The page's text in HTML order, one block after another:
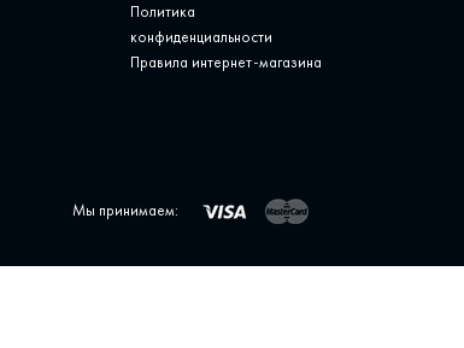
Политика
конфиденциальности
Правила интернет-магазина
Мы принимаем: